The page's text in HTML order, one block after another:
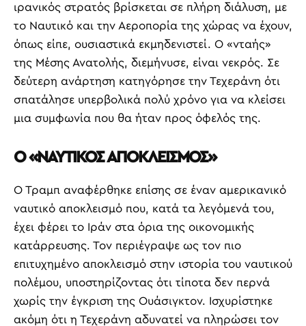
ιρανικός στρατός βρίσκεται σε πλήρη διάλυση, με
το Ναυτικό και την Αεροπορία της χώρας να έχουν,
όπως είπε, ουσιαστικά εκμηδενιστεί. Ο «νταής»
της Μέσης Ανατολής, διεμήνυσε, είναι νεκρός. Σε
δεύτερη ανάρτηση κατηγόρησε την Τεχεράνη ότι
σπατάλησε υπερβολικά πολύ χρόνο για να κλείσει
μια συμφωνία που θα ήταν προς όφελός της.
Ο «ΝΑΥΤΙΚΟΣ ΑΠΟΚΛΕΙΣΜΟΣ»
Ο Τραμπ αναφέρθηκε επίσης σε έναν αμερικανικό
ναυτικό αποκλεισμό που, κατά τα λεγόμενά του,
έχει φέρει το Ιράν στα όρια της οικονομικής
κατάρρευσης. Τον περιέγραψε ως τον πιο
επιτυχημένο αποκλεισμό στην ιστορία του ναυτικού
πολέμου, υποστηρίζοντας ότι τίποτα δεν περνά
χωρίς την έγκριση της Ουάσιγκτον. Ισχυρίστηκε
ακόμη ότι η Τεχεράνη αδυνατεί να πληρώσει τον